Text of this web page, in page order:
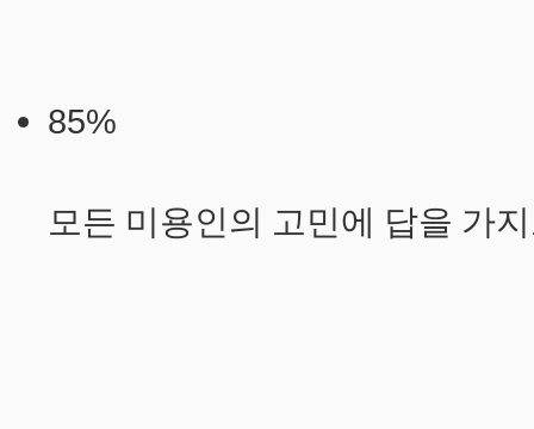
85%
모든 미용인의 고민에 답을 가